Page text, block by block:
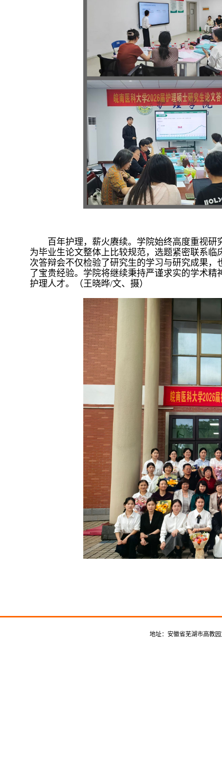
百年护理，薪火赓续。学院始终高度重视
为毕业生论文整体上比较规范，选题紧密联系
次答辩会不仅检验了研究生的学习与研究成果
了宝贵经验。学院将继续秉持严谨求实的学术
护理人才。（王晓晔/文、摄）
地址：安徽省芜湖市高教